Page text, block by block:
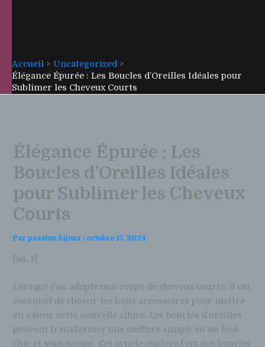
Accueil
Uncategorized
Élégance Épurée : Les Boucles d’Oreilles Idéales pour
Sublimer les Cheveux Courts
Élégance Épurée : Les
Boucles d’Oreilles Idéales
pour Sublimer les Cheveux
Courts
Parpassion bijoux/octobre 15, 2024
[ad_1]
Lorsque l’on adopte une coupe de cheveux courte, il est
essentiel de choisir les bons accessoires pour mettre
en valeur cette nouvelle allure. Les boucles d’oreilles
peuvent transformer une coiffure simple en un look
chic et sophistiqué. Cet article explore l’art des boucles